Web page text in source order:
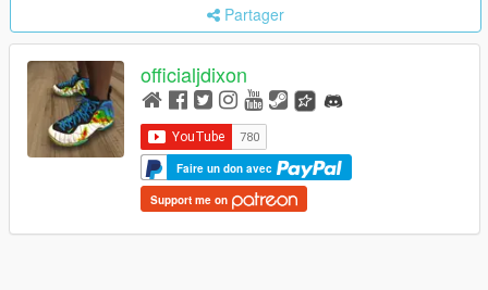
Partager
officialjdixon
Faire un don avec
Support me on